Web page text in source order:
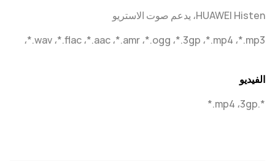
HUAWEI Histen، يدعم صوت الاستريو
‎*.mp3‏، ‎*.mp4‏، ‎*.3gp‏، ‎*.ogg‏، ‎*.amr،‏ ‎*.aac،‏ ‎*.flac،‏ ‎*.wav‏، ‎
الفيديو
*.3gp، ‏‎*.mp4